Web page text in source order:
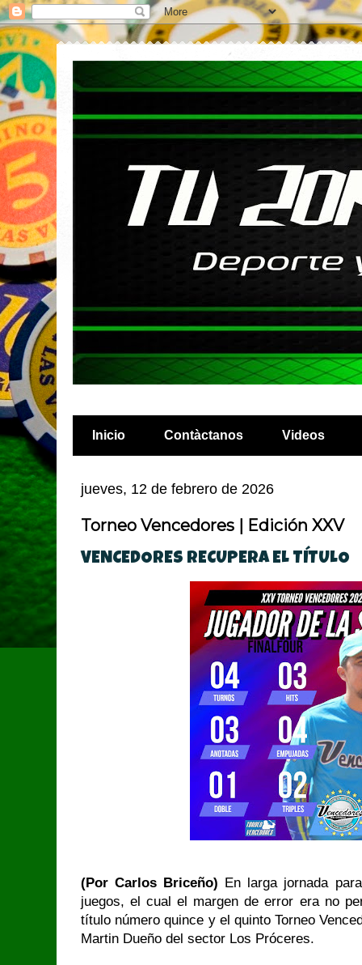
Inicio Contàctanos Videos
jueves, 12 de febrero de 2026
Torneo Vencedores | Edición XXV
VENCEDORES RECUPERA EL TÍTULO
(Por Carlos Briceño) En larga jornada
juegos, el cual el margen de error era no
título número quince y el quinto Torneo
Martin Dueño del sector Los Próceres.